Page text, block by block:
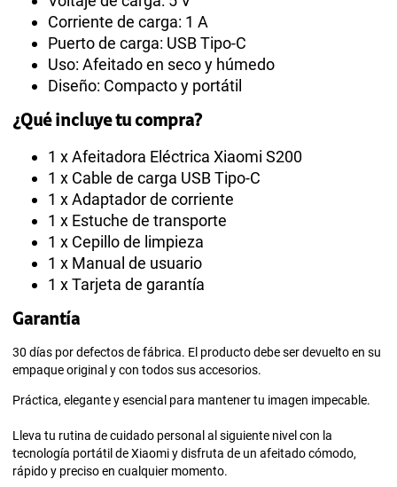
Corriente de carga: 1 A
Puerto de carga: USB Tipo-C
Uso: Afeitado en seco y húmedo
Diseño: Compacto y portátil
¿Qué incluye tu compra?
1 x Afeitadora Eléctrica Xiaomi S200
1 x Cable de carga USB Tipo-C
1 x Adaptador de corriente
1 x Estuche de transporte
1 x Cepillo de limpieza
1 x Manual de usuario
1 x Tarjeta de garantía
Garantía
30 días por defectos de fábrica. El producto debe ser devuelto en su
empaque original y con todos sus accesorios.
Práctica, elegante y esencial para mantener tu imagen impecable.
Lleva tu rutina de cuidado personal al siguiente nivel con la
tecnología portátil de Xiaomi y disfruta de un afeitado cómodo,
rápido y preciso en cualquier momento.